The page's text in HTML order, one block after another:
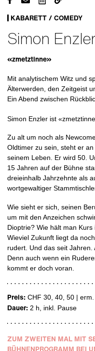
KABARETT / COMEDY
Simon
«zmetztinne»
Mit analytischem Witz und
Älterwerden, den Zeitgeist
Ein Abend zwischen
Simon Enzler ist
Zu alt um noch als
Oldtimer zu sein, steht er
seinem Leben. Er wird 50.
15 Jahren auf der Bühne
dreieinhalb Jahrzehnte als
wortgewaltiger
Wie sieht er sich, seinen
um mit den Anzeichen
Dioptrie? Wie hält man
Wieviel Zukunft liegt da
rudert. Und das seit Jahren.
Denn auch wenn ein
kommt er doch voran.
Preis: CHF 30, 40, 50 |
Dauer: 2 h , inkl. Pause
ZUM ZWEITEN MAL MIT
BÜHNENPROGRAMM BEI